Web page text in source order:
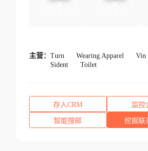
主营： Turn Wearing Apparel
Vin
Sident
Toilet
存入CRM 监控
智能搜邮 挖掘联